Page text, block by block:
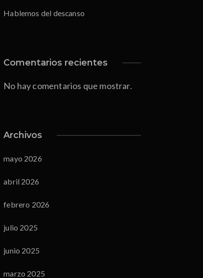
Hablemos del descanso
Comentarios recientes
No hay comentarios que mostrar.
Archivos
mayo 2026
abril 2026
febrero 2026
julio 2025
junio 2025
marzo 2025